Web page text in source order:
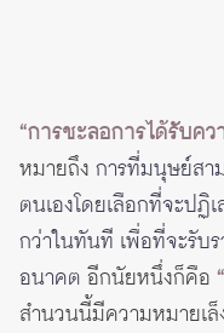
“การชะลอการได้รับค
หมายถึง การที่มนุษย์สา
ตนเองโดยเลือกที่จะป
กว่าในทันที เพื่อที่จะรับ
อนาคต อีกนัยหนึ่งก็คือ
สำนวนนี้มีความหมายเล็